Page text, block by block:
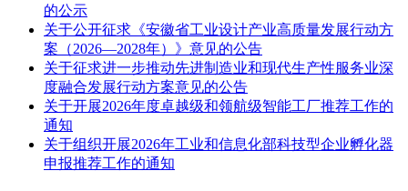
的公示
关于公开征求《安徽省工业设计产业高质量发展行动方
案（2026—2028年）》意见的公告
关于征求进一步推动先进制造业和现代生产性服务业深
度融合发展行动方案意见的公告
关于开展2026年度卓越级和领航级智能工厂推荐工作的
通知
关于组织开展2026年工业和信息化部科技型企业孵化器
申报推荐工作的通知